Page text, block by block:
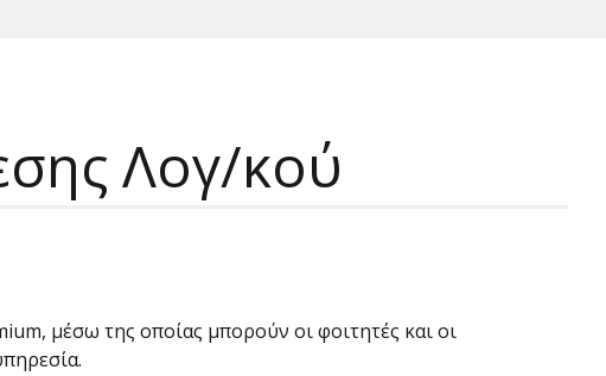
Λογ/κού
μέσω της οποίας μπορούν οι φοιτητές και οι